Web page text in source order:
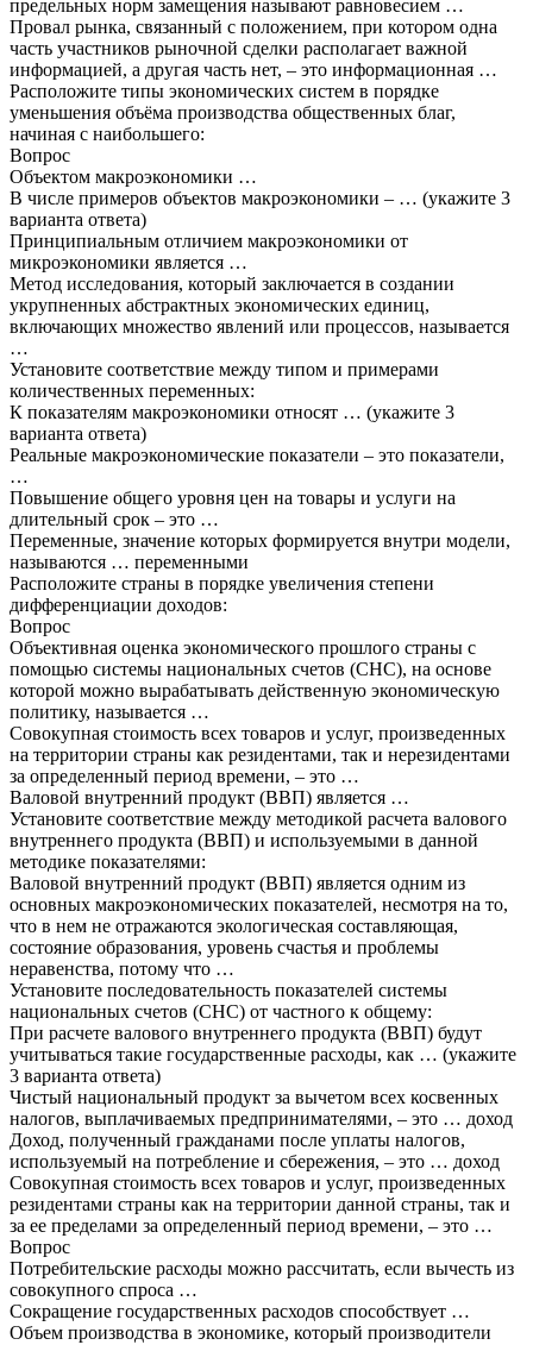
предельных норм замещения называют равновесием …
Провал рынка, связанный с положением, при котором одна
часть участников рыночной сделки располагает важной
информацией, а другая часть нет, – это информационная …
Расположите типы экономических систем в порядке
уменьшения объёма производства общественных благ,
начиная с наибольшего:
Вопрос
Объектом макроэкономики …
В числе примеров объектов макроэкономики – … (укажите 3
варианта ответа)
Принципиальным отличием макроэкономики от
микроэкономики является …
Метод исследования, который заключается в создании
укрупненных абстрактных экономических единиц,
включающих множество явлений или процессов, называется
…
Установите соответствие между типом и примерами
количественных переменных:
К показателям макроэкономики относят … (укажите 3
варианта ответа)
Реальные макроэкономические показатели – это показатели,
…
Повышение общего уровня цен на товары и услуги на
длительный срок – это …
Переменные, значение которых формируется внутри модели,
называются … переменными
Расположите страны в порядке увеличения степени
дифференциации доходов:
Вопрос
Объективная оценка экономического прошлого страны с
помощью системы национальных счетов (СНС), на основе
которой можно вырабатывать действенную экономическую
политику, называется …
Совокупная стоимость всех товаров и услуг, произведенных
на территории страны как резидентами, так и нерезидентами
за определенный период времени, – это …
Валовой внутренний продукт (ВВП) является …
Установите соответствие между методикой расчета валового
внутреннего продукта (ВВП) и используемыми в данной
методике показателями:
Валовой внутренний продукт (ВВП) является одним из
основных макроэкономических показателей, несмотря на то,
что в нем не отражаются экологическая составляющая,
состояние образования, уровень счастья и проблемы
неравенства, потому что …
Установите последовательность показателей системы
национальных счетов (СНС) от частного к общему:
При расчете валового внутреннего продукта (ВВП) будут
учитываться такие государственные расходы, как … (укажите
3 варианта ответа)
Чистый национальный продукт за вычетом всех косвенных
налогов, выплачиваемых предпринимателями, – это … доход
Доход, полученный гражданами после уплаты налогов,
используемый на потребление и сбережения, – это … доход
Совокупная стоимость всех товаров и услуг, произведенных
резидентами страны как на территории данной страны, так и
за ее пределами за определенный период времени, – это …
Вопрос
Потребительские расходы можно рассчитать, если вычесть из
совокупного спроса …
Сокращение государственных расходов способствует …
Объем производства в экономике, который производители